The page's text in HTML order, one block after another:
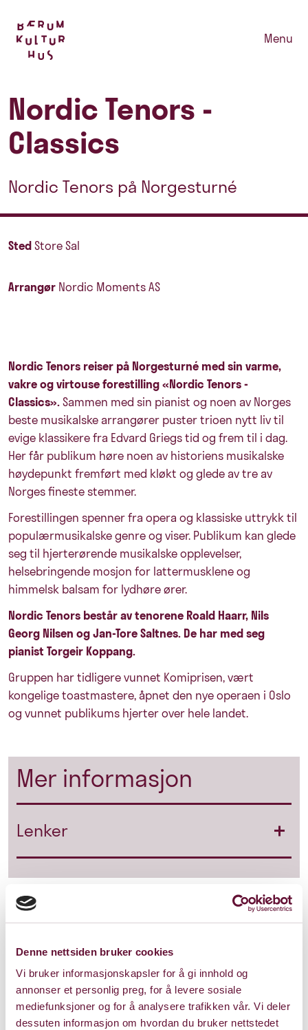
Denne nettsiden bruker cookies
Vi bruker informasjonskapsler for å gi innhold og
annonser et personlig preg, for å levere sosiale
mediefunksjoner og for å analysere trafikken vår. Vi deler
dessuten informasjon om hvordan du bruker nettstedet
Menu
Nordic Tenors -
Classics
Nordic Tenors på Norgesturné
StedStore Sal
Arrangør Nordic Moments AS
Nordic Tenors reiser på Norgesturné med sin varme,
vakre og virtouse forestilling «Nordic Tenors -
Classics».Sammen med sin pianist og noen av Norges
beste musikalske arrangører puster trioen nytt liv til
evige klassikere fra Edvard Griegs tid og frem til i dag.
Her får publikum høre noen av historiens musikalske
høydepunkt fremført med kløkt og glede av tre av
Norges fineste stemmer.
Forestillingen spenner fra opera og klassiske uttrykk til
populærmusikalske genre og viser. Publikum kan glede
seg til hjerterørende musikalske opplevelser,
helsebringende mosjon for lattermusklene og
himmelsk balsam for lydhøre ører.
Nordic Tenors består av tenorene Roald Haarr, Nils
Georg Nilsen og Jan-Tore Saltnes. De har med seg
pianist Torgeir Koppang.
Gruppen har tidligere vunnet Komiprisen, vært
kongelige toastmastere, åpnet den nye operaen i Oslo
og vunnet publikums hjerter over hele landet.
Mer informasjon
Lenker
Pris: 0 - 485
Varighet: 80 min u/pause